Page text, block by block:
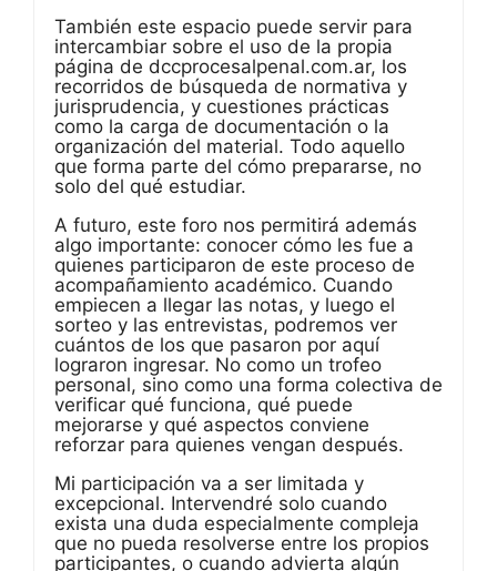
También este espacio puede servir para
intercambiar sobre el uso de la propia
página de dccprocesalpenal.com.ar, los
recorridos de búsqueda de normativa y
jurisprudencia, y cuestiones prácticas
como la carga de documentación o la
organización del material. Todo aquello
que forma parte del cómo prepararse, no
solo del qué estudiar.
A futuro, este foro nos permitirá además
algo importante: conocer cómo les fue a
quienes participaron de este proceso de
acompañamiento académico. Cuando
empiecen a llegar las notas, y luego el
sorteo y las entrevistas, podremos ver
cuántos de los que pasaron por aquí
lograron ingresar. No como un trofeo
personal, sino como una forma colectiva de
verificar qué funciona, qué puede
mejorarse y qué aspectos conviene
reforzar para quienes vengan después.
Mi participación va a ser limitada y
excepcional. Intervendré solo cuando
exista una duda especialmente compleja
que no pueda resolverse entre los propios
participantes, o cuando advierta algún